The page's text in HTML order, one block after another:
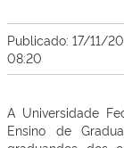
Publicado: 17/11/
08:20
A Universidade
Ensino de